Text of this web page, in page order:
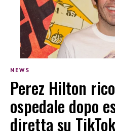
NEWS
Perez Hilton
ospedale dopo
diretta su TikTok